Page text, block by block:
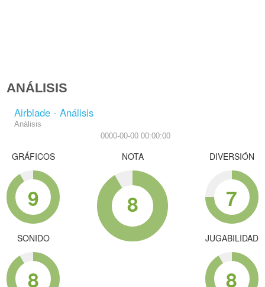
ANÁLISIS
Airblade - Análisis
Análisis
0000-00-00 00:00:00
GRÁFICOS
9
SONIDO
8
NOTA
8
DIVERSIÓN
7
JUGABILIDAD
8